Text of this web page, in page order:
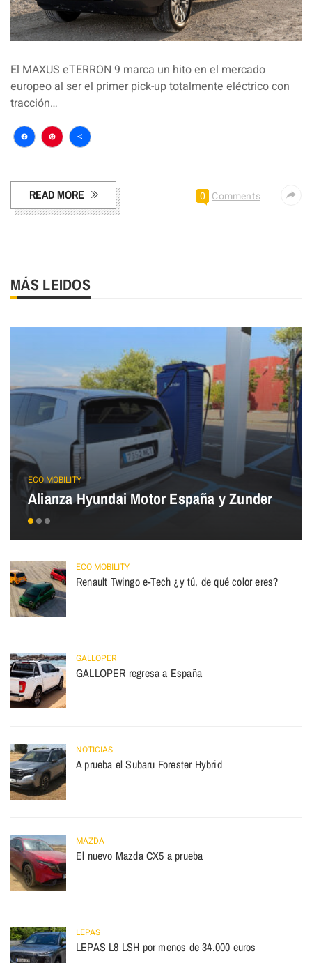
El MAXUS eTERRON 9 marca un hito en el mercado
europeo al ser el primer pick-up totalmente eléctrico con
tracción…
Facebook
Pinterest
Compartir
READ MORE 0 Comments
MÁS LEIDOS
ECO MOBILITY
Alianza Hyundai Motor España y Zunder
ECO MOBILITY
Renault Twingo e-Tech ¿y tú, de qué color eres?
GALLOPER
GALLOPER regresa a España
NOTICIAS
A prueba el Subaru Forester Hybrid
MAZDA
El nuevo Mazda CX5 a prueba
LEPAS
LEPAS L8 LSH por menos de 34.000 euros